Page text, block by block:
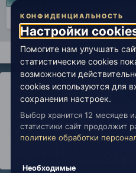
Нет пользователей,
Главная Вселенная Живой
IPS ThemebyIPSFocus
Обратная связь
copyright © 2026
КОНФИДЕНЦИАЛЬНОСТЬ
Настройки
Помогите нам улучшать
статистические cookies
возможности
cookies используются для
сохранения настроек.
Выбор хранится 12 месяцев
статистики сайт продолжит
политике обработки
Необходимые